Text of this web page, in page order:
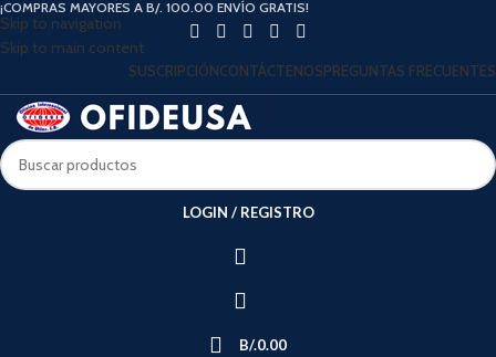
Skip to navigation
Skip to main content
¡COMPRAS MAYORES A B/. 100.00 ENVÍO GRATIS!
SUSCRIPCIÓNCONTÁCTENOSPREGUNTAS FRECUENTES
LOGIN / REGISTRO
B/.0.00